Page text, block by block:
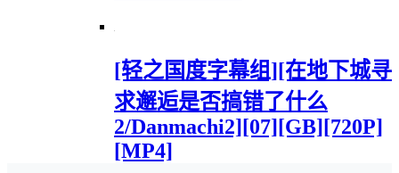
[轻之国度字幕组][在地下城寻
求邂逅是否搞错了什么
2/Danmachi2][07][GB][720P]
[MP4]